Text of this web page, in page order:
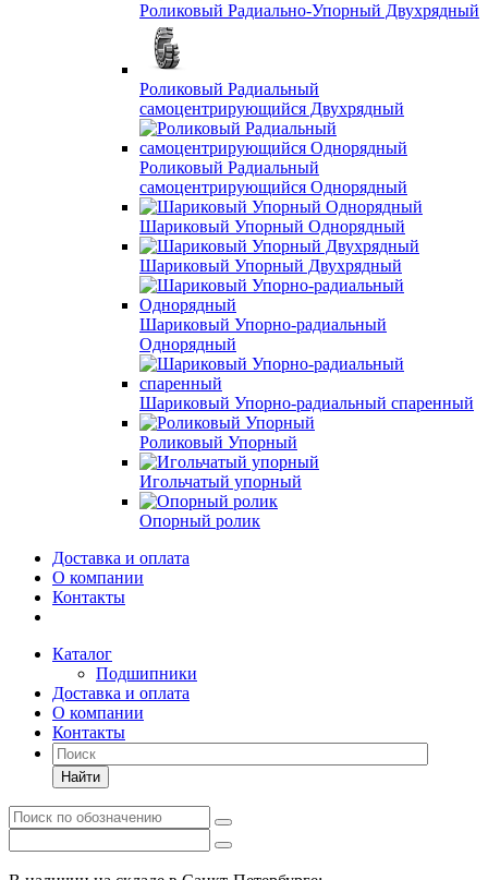
Роликовый Радиально-Упорный Двухрядный
Роликовый Радиальный
самоцентрирующийся Двухрядный
Роликовый Радиальный
самоцентрирующийся Однорядный
Шариковый Упорный Однорядный
Шариковый Упорный Двухрядный
Шариковый Упорно-радиальный
Однорядный
Шариковый Упорно-радиальный спаренный
Роликовый Упорный
Игольчатый упорный
Опорный ролик
Доставка и оплата
О компании
Контакты
Каталог
Подшипники
Доставка и оплата
О компании
Контакты
Найти